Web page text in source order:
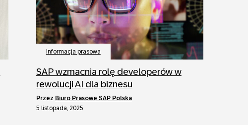
Informacja prasowa
SAP wzmacnia rolę developerów w
rewolucji AI dla biznesu
przez Biuro Prasowe SAP Polska
5 listopada, 2025